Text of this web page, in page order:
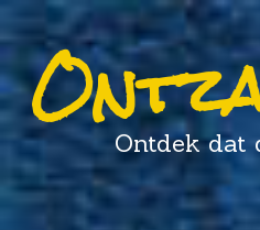
Ontdek dat de